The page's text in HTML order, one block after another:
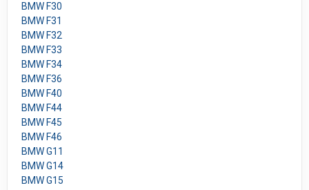
BMW F30
BMW F31
BMW F32
BMW F33
BMW F34
BMW F36
BMW F40
BMW F44
BMW F45
BMW F46
BMW G11
BMW G14
BMW G15